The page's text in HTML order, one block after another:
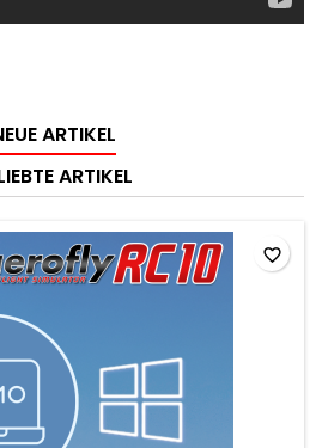
ARTIKEL
ARTIKEL
favorite_border